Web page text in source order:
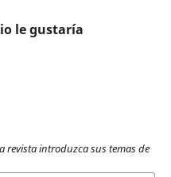
le gustaría
revista introduzca sus temas de